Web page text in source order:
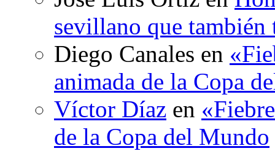
sevillano que
Diego Canales en
animada de la Copa
Víctor Díaz en
de la Copa del Mundo